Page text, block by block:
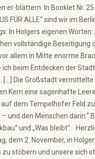
er-blättern. In Booklet Nr. 25
FÜR ALLE“ sind wir im
In Holgers eigenen Worten:
vollständige Beseitigung
allem in Mitte enorme
beim Entdecken der
[…] Die Großstadt vermittelte
Kern eine sagenhafte
dem Tempelhofer Feld
und den Menschen darin.“
und „Was bleibt“.
dem 2. November, in
zu stöbern und unsere sich